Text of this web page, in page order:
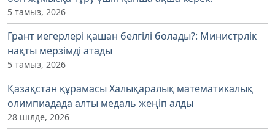
5 тамыз, 2026
Грант иегерлері қашан белгілі болады?: Министрлік
нақты мерзімді атады
5 тамыз, 2026
Қазақстан құрамасы Халықаралық математикалық
олимпиадада алты медаль жеңіп алды
28 шілде, 2026